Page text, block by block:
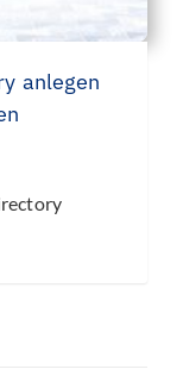
anlegen